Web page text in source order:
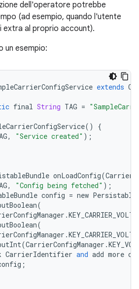
dell'operatore potrebbe
(ad esempio, quando l'utente
extra al proprio account).
un esempio:
extends
final String TAG =
()
{
, "Service created" );
onLoadConfig(
, "Config being fetched" );
config = new
(
.
(
.
(CarrierConfigManager .
CarrierIdentifier and add more
;